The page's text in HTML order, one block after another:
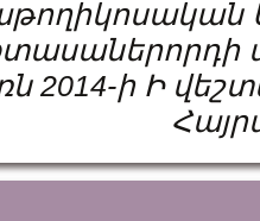
2014-ի Ի